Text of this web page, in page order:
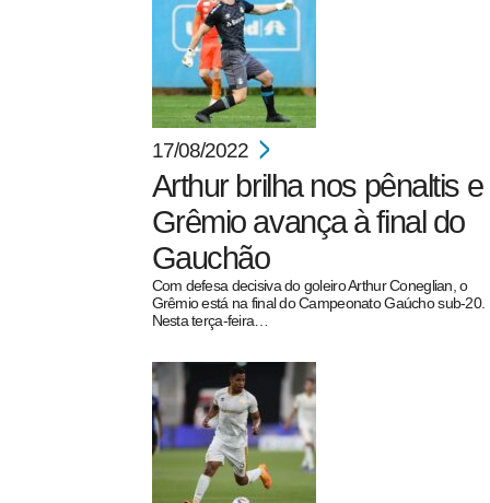
17/08/2022
Arthur brilha nos pênaltis e
Grêmio avança à final do
Gauchão
Com defesa decisiva do goleiro Arthur Coneglian, o
Grêmio está na final do Campeonato Gaúcho sub-20.
Nesta terça-feira…